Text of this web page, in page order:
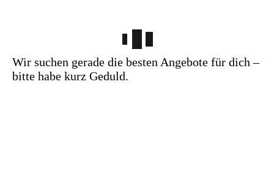
Wir suchen gerade die besten Angebote für dich –
bitte habe kurz Geduld.